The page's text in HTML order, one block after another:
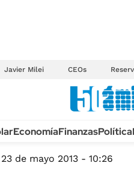
Javier Milei CEOs
TECNOLOGÍA
MÉXICO
EconomíaFinanzasPolítica
23 de mayo 2013 - 10:26